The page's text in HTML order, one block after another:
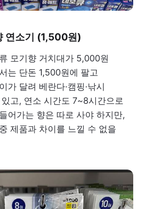
연소기 (1,500원)
모기향 거치대가 5,000원
는 단돈 1,500원에 팔고
가 달려 베란다·캠핑·낚시
고, 연소 시간도 7~8시간으로
어가는 향은 따로 사야 하지만,
제품과 차이를 느낄 수 없을